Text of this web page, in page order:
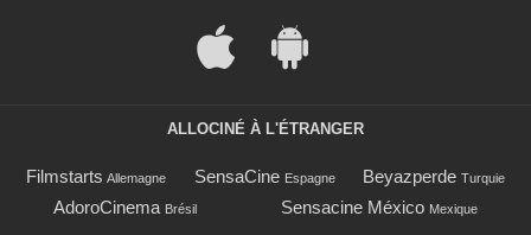
ALLOCINÉ À L'ÉTRANGER
Filmstarts Allemagne SensaCine Espagne Beyazperde Turquie
AdoroCinema Brésil Sensacine México Mexique